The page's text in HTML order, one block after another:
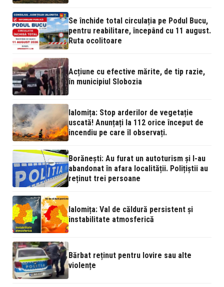
Se închide total circulația pe Podul Bucu,
pentru reabilitare, începând cu 11 august.
Ruta ocolitoare
Acțiune cu efective mărite, de tip razie,
în municipiul Slobozia
Ialomița: Stop arderilor de vegetație
uscată! Anunțați la 112 orice început de
incendiu pe care îl observați.
Borănești: Au furat un autoturism și l-au
abandonat în afara localității. Polițiștii au
reținut trei persoane
Ialomița: Val de căldură persistent și
instabilitate atmosferică
Bărbat reținut pentru lovire sau alte
violențe